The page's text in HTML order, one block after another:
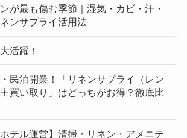
が最も傷む季節｜湿気・カビ・汗・
ンサプライ活用法
活躍！
民泊開業！「リネンサプライ（レン
買い取り」はどっちがお得？徹底比
ホテル運営】清掃・リネン・アメニテ